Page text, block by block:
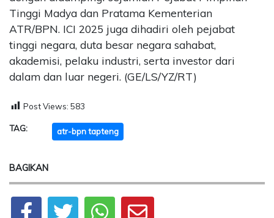
Tinggi Madya dan Pratama Kementerian
ATR/BPN. ICI 2025 juga dihadiri oleh pejabat
tinggi negara, duta besar negara sahabat,
akademisi, pelaku industri, serta investor dari
dalam dan luar negeri. (GE/LS/YZ/RT)
Post Views: 583
TAG: atr-bpn tapteng
BAGIKAN